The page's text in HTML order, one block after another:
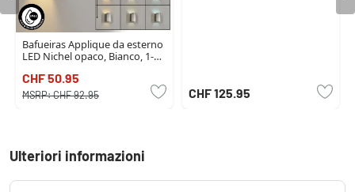
Bafueiras Applique da esterno
LED Nichel opaco, Bianco, 1-
colore
CHF 50.95
MSRP:CHF 92.95 CHF 125.95
Ulteriori informazioni